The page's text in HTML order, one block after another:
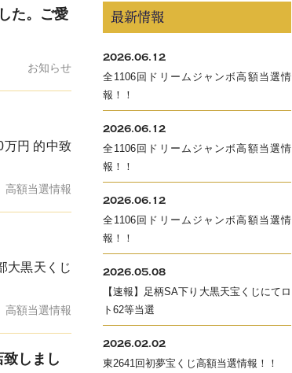
た。ご愛
お知らせ
万円 的中致
高額当選情報
大黒天くじ
高額当選情報
しまし
最新情報
2026.06.12
全1106回ドリームジャンボ高額当選情
報！！
2026.06.12
全1106回ドリームジャンボ高額当選情
報！！
2026.06.12
全1106回ドリームジャンボ高額当選情
報！！
2026.05.08
【速報】足柄SA下り大黒天宝くじにてロ
ト62等当選
2026.02.02
東2641回初夢宝くじ高額当選情報！！